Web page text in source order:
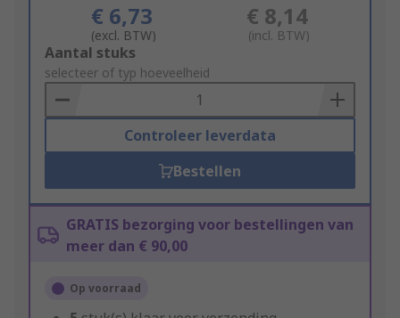
€ 6,73
(excl. BTW)
€ 8,14
(incl. BTW)
Add
to
Basket
Aantal stuks
selecteer of typ hoeveelheid
Controleer leverdata
Bestellen
GRATIS bezorging voor bestellingen van
meer dan € 90,00
Op voorraad